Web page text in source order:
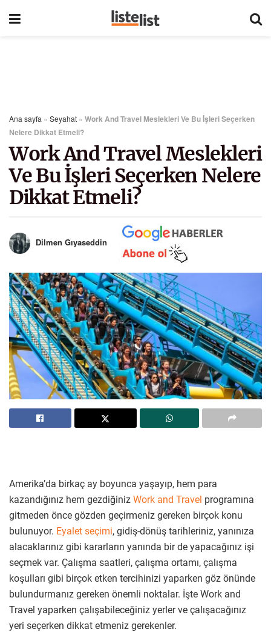
Ana sayfa » Seyahat » Work And Travel Meslekleri Ve Bu İşleri Seçerken
Nelere Dikkat Etmeli?
Work And Travel Meslekleri
Ve Bu İşleri Seçerken Nelere
Dikkat Etmeli?
Dilmen Gıyaseddin
Amerika’da birkaç ay boyunca yaşayıp, hem para
kazandığınız hem gezdiğiniz Work and Travel programına
gitmeden önce gözden geçirmeniz gereken birçok konu
bulunuyor. Eyalet seçimi, gidiş-dönüş tarihleriniz, yanınıza
alacaklarınız gibi kararların yanında bir de yapacağınız işi
seçmek var. Çalışma saatleri, çalışma ortamı, çalışma
koşulları gibi birçok etken tercihinizi yaparken göz önünde
bulundurmanız gereken önemli noktalar. İşte Work and
Travel yaparken çalışabileceğiniz yerler ve çalışacağınız
yeri seçerken dikkat etmeniz gerekenler.